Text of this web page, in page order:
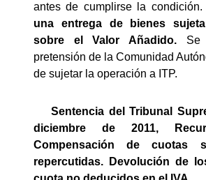
antes de cumplirse la condición.
una entrega de bienes
sobre el Valor Añadido. Se
pretensión de la Comunidad
de sujetar la operación a ITP.
Sentencia del Tribunal
diciembre de 2011,
Compensación de cuotas
repercutidas. Devolución de